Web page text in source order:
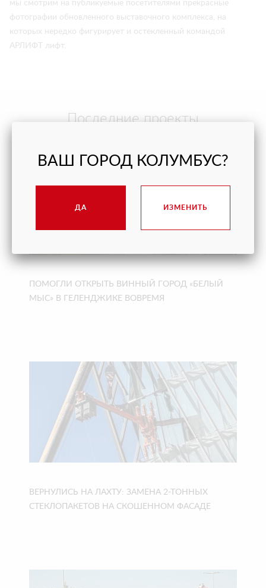
мы смотрим на публикуемые посетителями прекрасные
фотографии обновленного выставочного комплекса, на
которых нередко фигурирует и остекленный командой
АРЛИФТ лифт.
Последние проекты
ПОМОГЛИ ОТКРЫТЬ ВИННЫЙ ГОРОД «БЕЛЫЙ
МЫС» В ГЕЛЕНДЖИКЕ ВОВРЕМЯ
ВЕРНУЛИСЬ НА ЛАХТУ: ЗАМЕНА 2-ТОННЫХ
СТЕКЛОПАКЕТОВ НА СКОШЕННОМ ФАСАДЕ
ВАШ ГОРОД КОЛУМБУС?
ДА ИЗМЕНИТЬ